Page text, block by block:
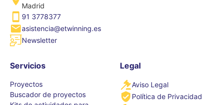
Madrid
91 3778377
asistencia@etwinning.es
Newsletter
Servicios
Proyectos
Buscador de proyectos
Legal
Aviso Legal
Política de Privacidad